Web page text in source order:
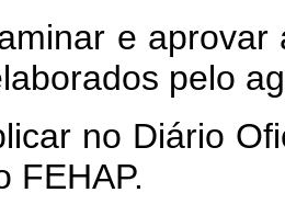
e aprovar
pelo
no Diário
FEHAP.